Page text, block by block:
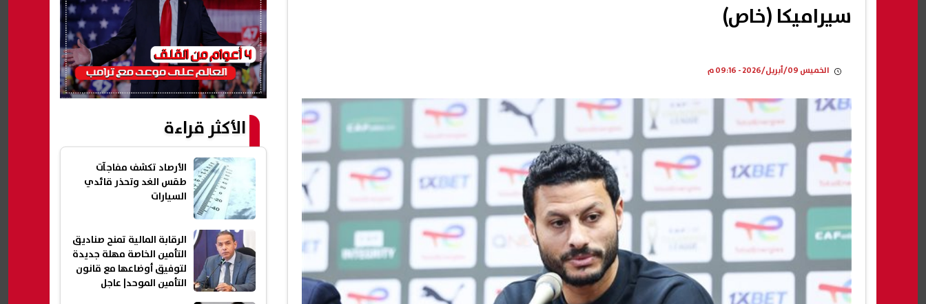
سيراميكا (خاص)
الخميس 09/أبريل/2026 - 09:16 م
الأكثر قراءة
الأرصاد تكشف مفاجآت
طقس الغد وتحذر قائدي
السيارات
الرقابة المالية تمنح صناديق
التأمين الخاصة مهلة جديدة
لتوفيق أوضاعها مع قانون
التأمين الموحد| عاجل